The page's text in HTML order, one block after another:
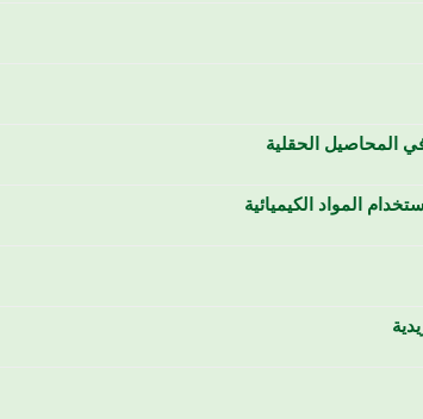
المحاصيل الحقلية
المواد الكيميائية